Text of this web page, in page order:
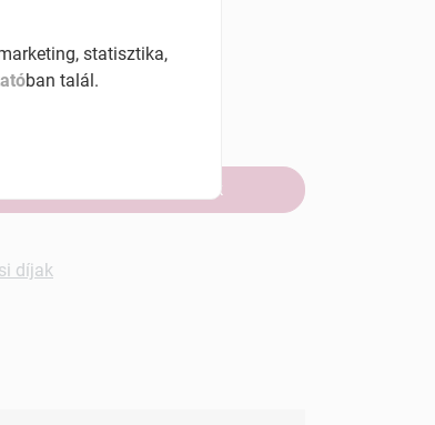
, [136450 Ft/kg]
Értesítést kérek, ha beérkezik
díjak
statisztika,
ban talál.